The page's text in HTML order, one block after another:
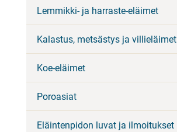
Lemmikki- ja harraste-eläimet
Kalastus, metsästys ja villieläimet
Koe-eläimet
Poroasiat
Eläintenpidon luvat ja ilmoitukset